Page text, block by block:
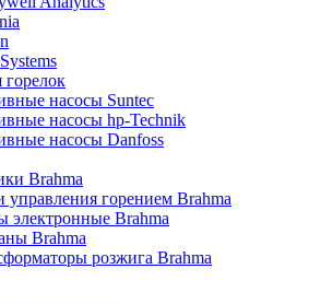
насосы Suntec
насосы hp-Technik
насосы Danfoss
Brahma
управления горением Brahma
электронные Brahma
Brahma
розжига Brahma